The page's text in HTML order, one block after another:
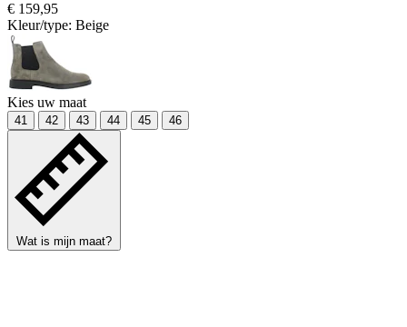
€ 159,95
Kleur/type: Beige
Kies uw maat
41 42 43 44 45 46
Wat is mijn maat?